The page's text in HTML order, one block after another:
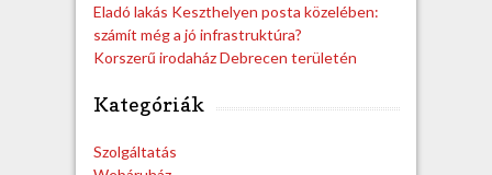
Eladó lakás Keszthelyen posta közelében:
számít még a jó infrastruktúra?
Korszerű irodaház Debrecen területén
Kategóriák
Szolgáltatás